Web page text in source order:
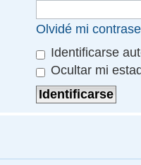
Olvidé mi
Identificarse
Ocultar mi